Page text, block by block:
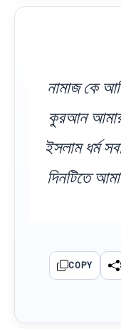
নামাজ কে
কুরআন আমার
ইসলাম ধর্ম
দিনটিতে
COPY